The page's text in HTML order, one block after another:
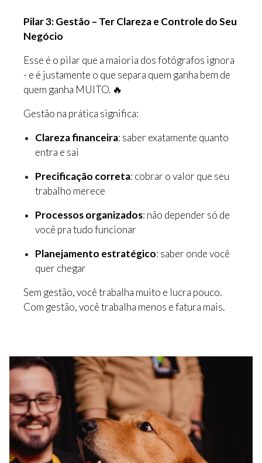
Pilar 3: Gestão – Ter Clareza e Controle do Seu
Negócio
Esse é o pilar que a maioria dos fotógrafos ignora
- e é justamente o que separa quem ganha bem de
quem ganha MUITO. 🔥
Gestão na prática significa:
Clareza financeira: saber exatamente quanto
entra e sai
Precificação correta: cobrar o valor que seu
trabalho merece
Processos organizados: não depender só de
você pra tudo funcionar
Planejamento estratégico: saber onde você
quer chegar
Sem gestão, você trabalha muito e lucra pouco.
Com gestão, você trabalha menos e fatura mais.